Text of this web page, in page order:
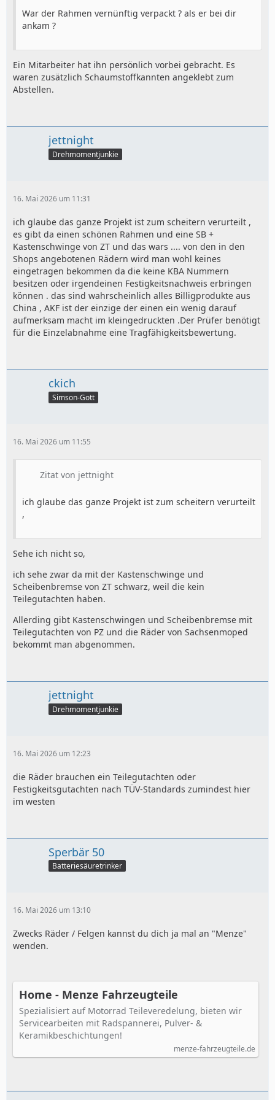
#3 Eine KR51/1 mit KBA-Papieren und orig. Typenschild.
Allerdings wurde der Rahmen vor langer Zeit komplett
Stahlstreifen "nutzbar" gemacht.
Wäre optimal wenn man diesen nehmen könnte. Das
fände ich am charmantesten weil ich zu diesem
Rahmen/Fahrzeug eh schon eine sehr lange Bindung
War der Rahmen vernünftig verpackt ? als er bei dir
ankam ?
Ein Mitarbeiter hat ihn persönlich vorbei gebracht. Es
waren zusätzlich Schaumstoffkannten angeklebt zum
Abstellen.
jettnight
Drehmomentjunkie
16. Mai 2026 um 11:31
ich glaube das ganze Projekt ist zum scheitern verurteilt ,
es gibt da einen schönen Rahmen und eine SB +
Kastenschwinge von ZT und das wars .... von den in den
Shops angebotenen Rädern wird man wohl keines
eingetragen bekommen da die keine KBA Nummern
besitzen oder irgendeinen Festigkeitsnachweis erbringen
können . das sind wahrscheinlich alles Billigprodukte aus
China , AKF ist der einzige der einen ein wenig darauf
aufmerksam macht im kleingedruckten .Der Prüfer benötigt
für die Einzelabnahme eine Tragfähigkeitsbewertung.
ckich
Simson-Gott
16. Mai 2026 um 11:55
Zitat von jettnight
ich glaube das ganze Projekt ist zum scheitern verurteilt
,
Sehe ich nicht so,
ich sehe zwar da mit der Kastenschwinge und
Scheibenbremse von ZT schwarz, weil die kein
Teilegutachten haben.
Allerding gibt Kastenschwingen und Scheibenbremse mit
Teilegutachten von PZ und die Räder von Sachsenmoped
bekommt man abgenommen.
jettnight
Drehmomentjunkie
16. Mai 2026 um 12:23
die Räder brauchen ein Teilegutachten oder
Festigkeitsgutachten nach TÜV-Standards zumindest hier
im westen
Sperbär 50
Batteriesäuretrinker
16. Mai 2026 um 13:10
Zwecks Räder / Felgen kannst du dich ja mal an "Menze"
wenden.
Home - Menze Fahrzeugteile
Spezialisiert auf Motorrad Teileveredelung, bieten wir
Servicearbeiten mit Radspannerei, Pulver- &
Keramikbeschichtungen!
menze-fahrzeugteile.de